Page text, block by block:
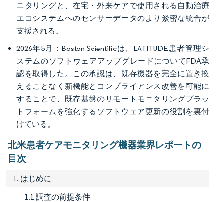
ニタリングと、在宅・外来ケアで使用される自動治療
エコシステムへのセンサーデータのより緊密な統合が
支援される。
2026年5月：Boston Scientificは、LATITUDE患者管理シ
ステムのソフトウェアアップグレードについてFDA承
認を取得した。この承認は、既存機器を完全に置き換
えることなく新機能とコンプライアンス改善を可能に
することで、既存基盤のリモートモニタリングプラッ
トフォームを強化するソフトウェア更新の役割を裏付
けている。
北米患者ケアモニタリング機器業界レポートの
目次
1. はじめに
1.1 調査の前提条件